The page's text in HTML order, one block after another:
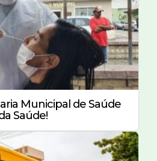
Municipal de Saúde
Saúde!